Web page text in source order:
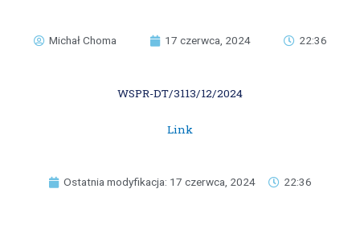
Michał Choma 17 czerwca, 2024 22:36
WSPR-DT/3113/12/2024
Link
Ostatnia modyfikacja: 17 czerwca, 2024 22:36